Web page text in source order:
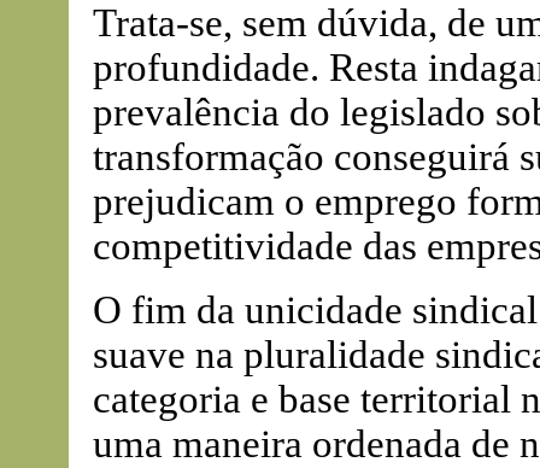
Trata-se, sem dúvida, de
profundidade. Resta
prevalência do legislado
transformação conseguirá
prejudicam o emprego
competitividade das
O fim da unicidade
suave na pluralidade
categoria e base territorial
uma maneira ordenada de